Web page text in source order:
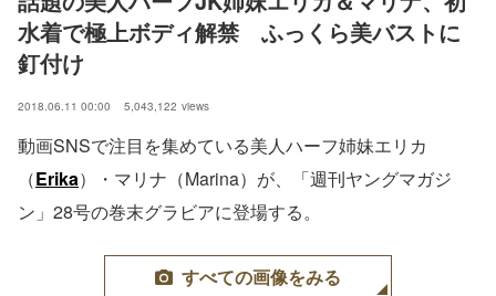
水着で極上ボディ解禁　ふっくら美バストに
釘付け
2018.06.11 00:00 5,043,122 views
動画SNSで注目を集めている美人ハーフ姉妹エリカ
（Erika）・マリナ（Marina）が、「週刊ヤングマガジ
ン」28号の巻末グラビアに登場する。
すべての画像をみる